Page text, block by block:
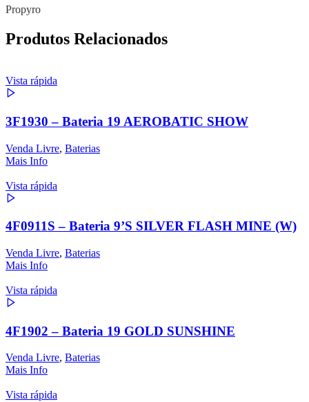
Propyro
Produtos Relacionados
Vista rápida
3F1930 – Bateria 19 AEROBATIC SHOW
Venda Livre, Baterias
Mais Info
Vista rápida
4F0911S – Bateria 9’S SILVER FLASH MINE (W)
Venda Livre, Baterias
Mais Info
Vista rápida
4F1902 – Bateria 19 GOLD SUNSHINE
Venda Livre, Baterias
Mais Info
Vista rápida